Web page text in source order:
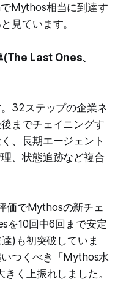
Mythos相当に到達す
見ています。
(The Last Ones、
32ステップの企業ネ
までチェイニングす
、長期エージェント
、状態追跡など複合
価でMythosの新チェ
を10回中6回まで安定
)も初突破していま
つくべき「Mythos水
く上振れしました。